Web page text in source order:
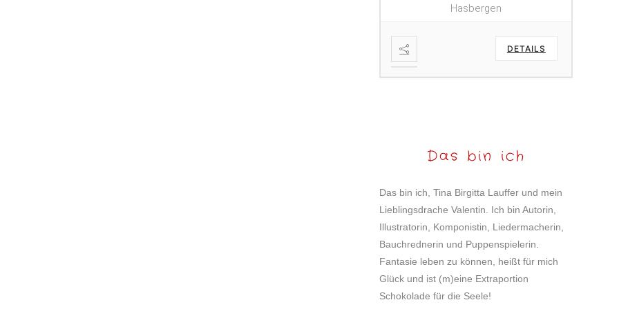
Hasbergen
DETAILS
Das bin ich
Das bin ich, Tina Birgitta Lauffer und mein
Lieblingsdrache Valentin. Ich bin Autorin,
Illustratorin, Komponistin, Liedermacherin,
Bauchrednerin und Puppenspielerin.
Fantasie leben zu können, heißt für mich
Glück und ist (m)eine Extraportion
Schokolade für die Seele!